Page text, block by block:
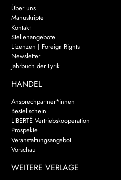
Über uns
Manuskripte
Kontakt
Stellenangebote
Lizenzen | Foreign Rights
Newsletter
Jahrbuch der Lyrik
HANDEL
Ansprechpartner*innen
Bestellschein
LIBERTÉ Vertriebskooperation
Prospekte
Veranstaltungsangebot
Vorschau
WEITERE VERLAGE